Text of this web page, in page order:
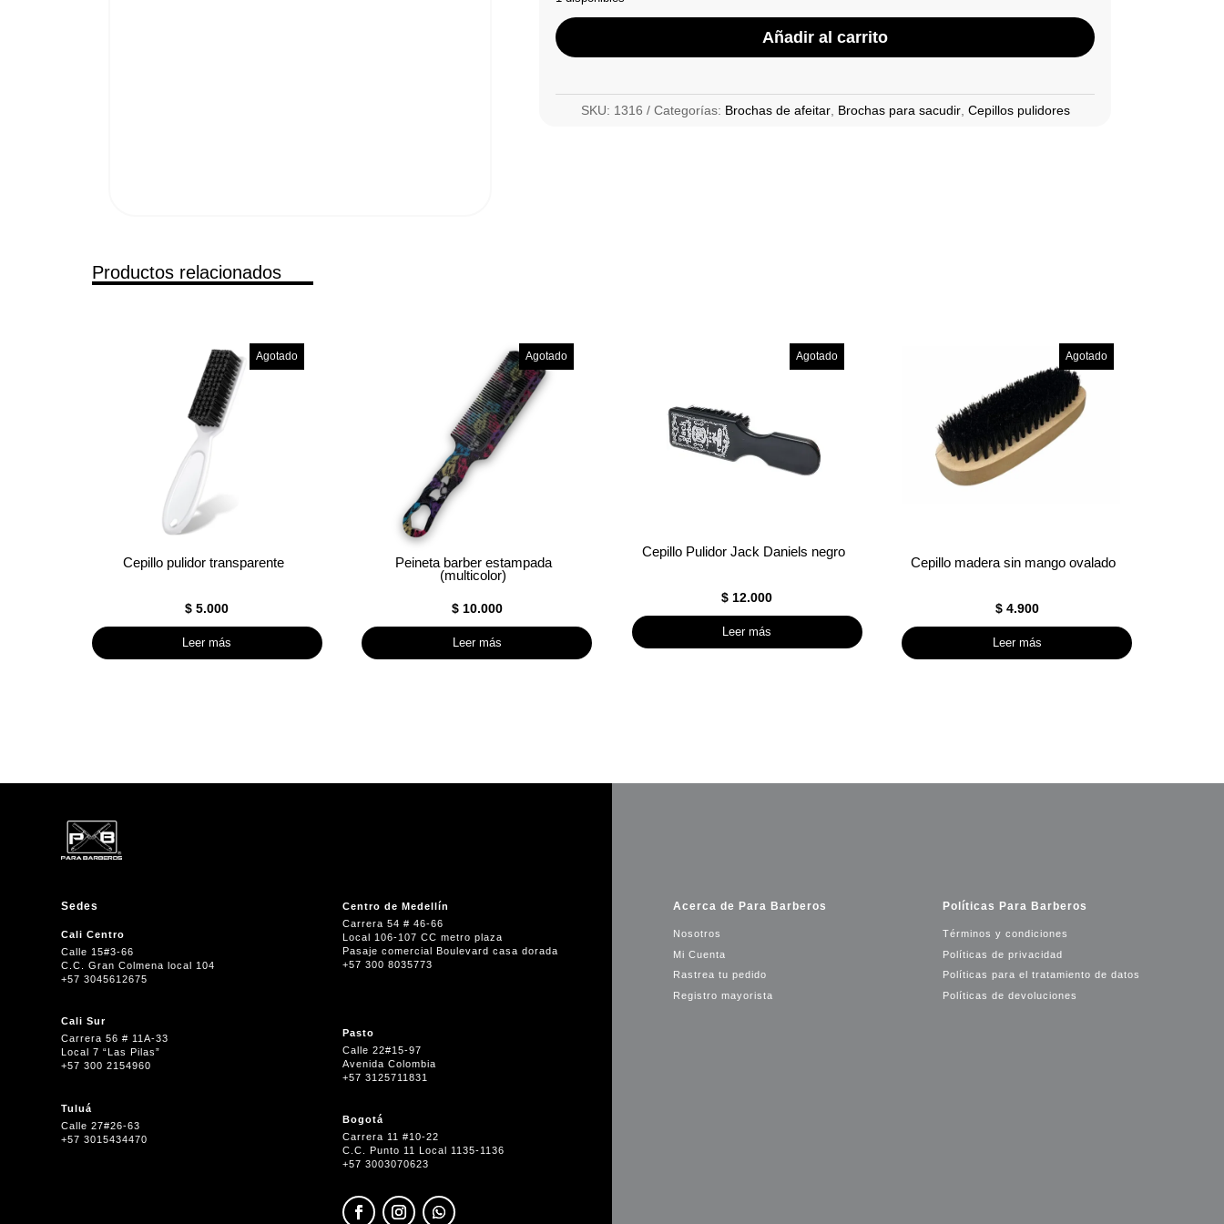
Añadir al carrito
SKU: 1316 Categorías: Brochas de afeitar, Brochas para sacudir, Cepillos pulidores
Productos relacionados
Agotado
Cepillo pulidor transparente
$ 5.000
Leer más
Agotado
Peineta barber estampada
(multicolor)
$10.000
Leer más
Agotado
Cepillo Pulidor Jack Daniels negro
$ 12.000
Leer más
Agotado
Cepillo madera sin mango ovalado
$4.900
Leer más
Sedes
Cali Centro
Calle 15#3-66
C.C. Gran Colmena local 104
+57 3045612675
Cali Sur
Carrera 56 # 11A-33
Local 7 “Las Pilas”
+57 300 2154960
Tuluá
Calle 27#26-63
+57 3015434470
Centro de Medellín
Carrera 54 # 46-66
Local 106-107 CC metro plaza
Pasaje comercial Boulevard casa dorada
+57 300 8035773
Pasto
Calle 22#15-97
Avenida Colombia
+57 3125711831
Bogotá
Carrera 11 #10-22
C.C. Punto 11 Local 1135-1136
+57 3003070623
Acerca de Para Barberos
Nosotros
Mi Cuenta
Rastrea tu pedido
Registro mayorista
Políticas Para Barberos
Términos y condiciones
Políticas de privacidad
Políticas para el tratamiento de datos
Políticas de devoluciones